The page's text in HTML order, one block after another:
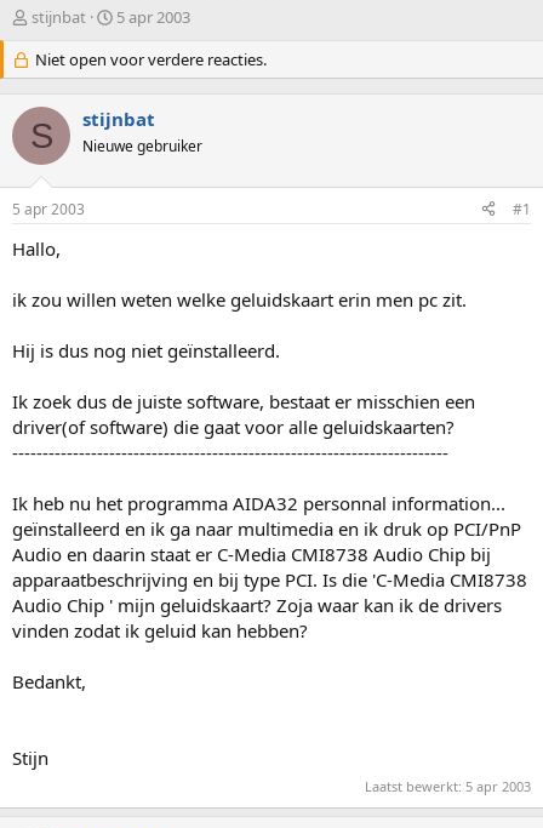
O
d
e
r
w
e
r
p
s
a
t
r
stijnbat
S
a
r
d
a
u
5 apr 2003
Niet open voor verdere reacties.
S stijnbat
Nieuwe gebruiker
5 apr 2003 #1
Hallo,
ik zou willen weten welke geluidskaart erin men pc zit.
Hij is dus nog niet geïnstalleerd.
Ik zoek dus de juiste software, bestaat er misschien een
driver(of software) die gaat voor alle geluidskaarten?
------------------------------------------------------------------------
Ik heb nu het programma AIDA32 personnal information...
geïnstalleerd en ik ga naar multimedia en ik druk op PCI/PnP
Audio en daarin staat er C-Media CMI8738 Audio Chip bij
apparaatbeschrijving en bij type PCI. Is die 'C-Media CMI8738
Audio Chip ' mijn geluidskaart? Zoja waar kan ik de drivers
vinden zodat ik geluid kan hebben?
Bedankt,
Stijn
Laatst bewerkt: 5 apr 2003